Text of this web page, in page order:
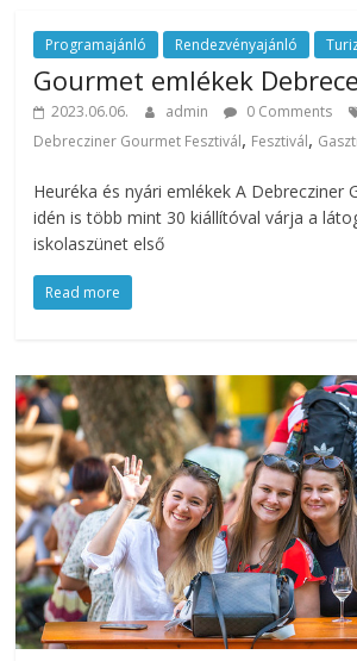
Programajánló Rendezvényajánló
Gourmet emlékek
2023.06.06. admin 0 Comments
Debrecziner Gourmet Fesztivál, Fesztivál,
Heuréka és nyári emlékek A Debrecziner
idén is több mint 30 kiállítóval várja a
iskolaszünet első
Read more